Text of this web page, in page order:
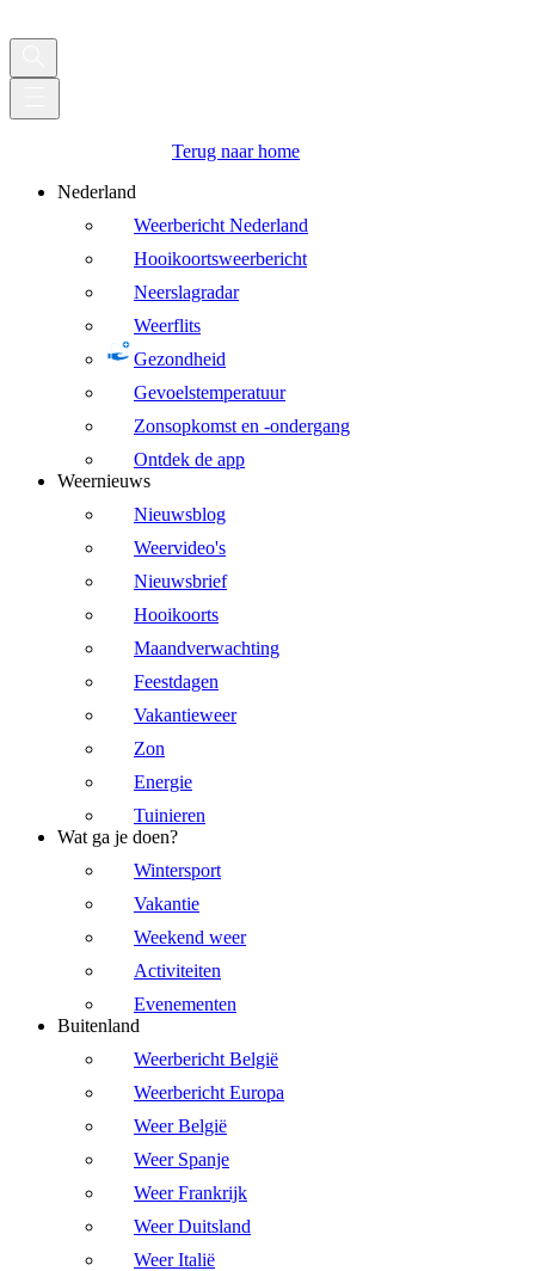
Terug naar home
Nederland
Weerbericht Nederland
Hooikoortsweerbericht
Neerslagradar
Weerflits
Gezondheid
Gevoelstemperatuur
Zonsopkomst en -ondergang
Ontdek de app
Weernieuws
Nieuwsblog
Weervideo's
Nieuwsbrief
Hooikoorts
Maandverwachting
Feestdagen
Vakantieweer
Zon
Energie
Tuinieren
Wat ga je doen?
Wintersport
Vakantie
Weekend weer
Activiteiten
Evenementen
Buitenland
Weerbericht België
Weerbericht Europa
Weer België
Weer Spanje
Weer Frankrijk
Weer Duitsland
Weer Italië